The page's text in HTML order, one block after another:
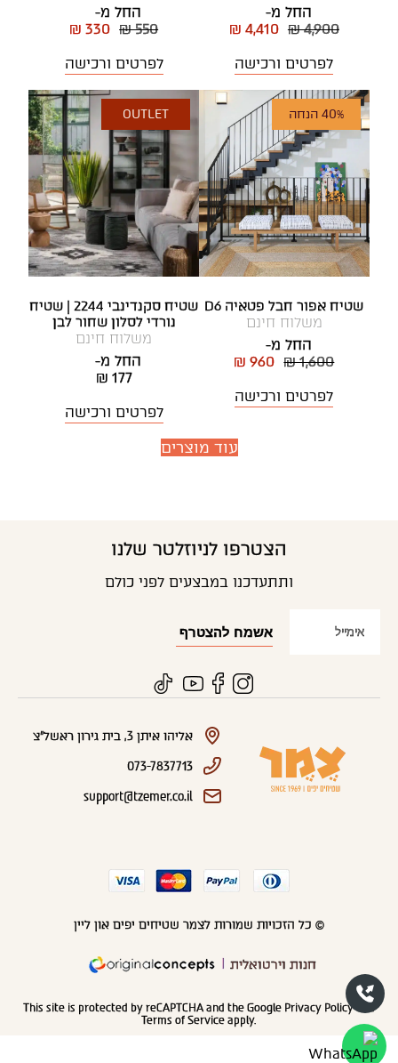
החל מ-
₪ 4,900
₪ 4,410
לפרטים ורכישה
החל מ-
₪ 550
₪ 330
לפרטים ורכישה
40% הנחה
שטיח אפור חבל פטאיה D6
משלוח חינם
החל מ-
₪ 1,600
₪ 960
לפרטים ורכישה
OUTLET
שטיח סקנדינבי 2244 | שטיח
נורדי לסלון שחור לבן
משלוח חינם
החל מ-
₪ 177
לפרטים ורכישה
עוד מוצרים
הצטרפו לניוזלטר שלנו
ותתעדכנו במבצעים לפני כולם
אליהו איתן 3, בית גירון ראשל"צ
073-7837713
support@tzemer.co.il
© כל הזכויות שמורות לצמר שטיחים יפים און ליין
חנות וירטואלית
This site is protected by reCAPTCHA and the Google Privacy Policyand
Terms of Service apply.